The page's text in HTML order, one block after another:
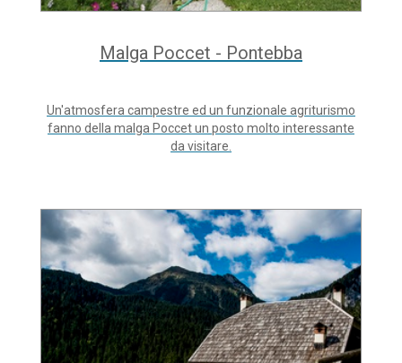
Malga Poccet - Pontebba
Un'atmosfera campestre ed un funzionale agriturismo
fanno della malga Poccet un posto molto interessante
da visitare.